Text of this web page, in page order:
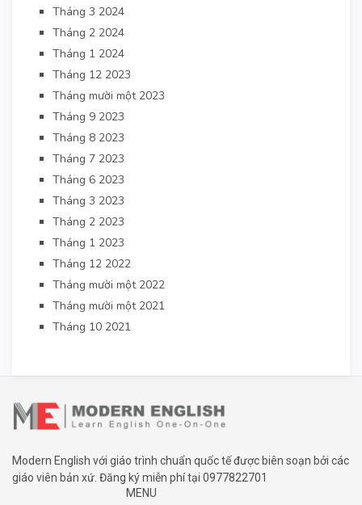
Tháng 3 2024
Tháng 2 2024
Tháng 1 2024
Tháng 12 2023
Tháng mười một 2023
Tháng 9 2023
Tháng 8 2023
Tháng 7 2023
Tháng 6 2023
Tháng 3 2023
Tháng 2 2023
Tháng 1 2023
Tháng 12 2022
Tháng mười một 2022
Tháng mười một 2021
Tháng 10 2021
Modern English với giáo trình chuẩn quốc tế được biên soạn bởi các
giáo viên bản xứ. Đăng ký miễn phí tại 0977822701
MENU